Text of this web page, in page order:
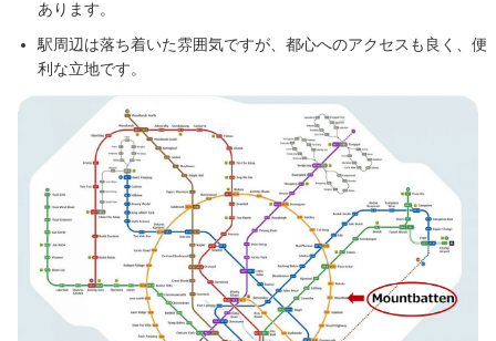
あります。
駅周辺は落ち着いた雰囲気ですが、都心へのアクセスも良く、便
利な立地です。